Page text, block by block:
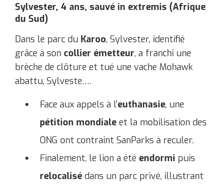
Sylvester, 4 ans, sauvé in extremis (Afrique
du Sud)
Dans le parc du Karoo, Sylvester, identifié
grâce à son collier émetteur, a franchi une
brèche de clôture et tué une vache ​Mohawk
abattu, Sylveste….
Face aux appels à l’euthanasie, une
pétition mondiale et la mobilisation des
ONG ont contraint SanParks à reculer.
Finalement, le lion a été endormi puis
relocalisé dans un parc privé, illustrant